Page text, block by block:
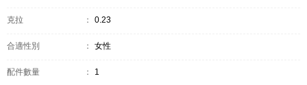
克拉 ： 0.23
合適性別 ： 女性
配件數量 ： 1